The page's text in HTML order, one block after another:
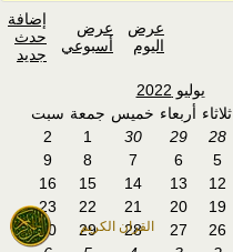
القران الكريم
عرض
اليوم
عرض
أسبوعي
إضافة
حدث
جديد
يوليو 2022
ثلاثاء أربعاء خميس جمعة سبت
28
29
30
1
2
5
6
7
8
9
12
13
14
15
16
19
20
21
22
23
26
27
28
29
30